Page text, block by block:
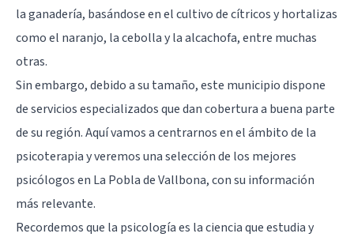
la ganadería, basándose en el cultivo de cítricos y hortalizas
como el naranjo, la cebolla y la alcachofa, entre muchas
otras.
Sin embargo, debido a su tamaño, este municipio dispone
de servicios especializados que dan cobertura a buena parte
de su región. Aquí vamos a centrarnos en el ámbito de la
psicoterapia y veremos una selección de los mejores
psicólogos en La Pobla de Vallbona, con su información
más relevante.
Recordemos que la psicología es la ciencia que estudia y